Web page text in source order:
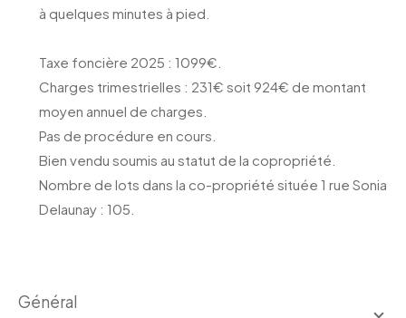
à quelques minutes à pied.
Taxe foncière 2025 : 1099€.
Charges trimestrielles : 231€ soit 924€ de montant
moyen annuel de charges.
Pas de procédure en cours.
Bien vendu soumis au statut de la copropriété.
Nombre de lots dans la co-propriété située 1 rue Sonia
Delaunay : 105.
général